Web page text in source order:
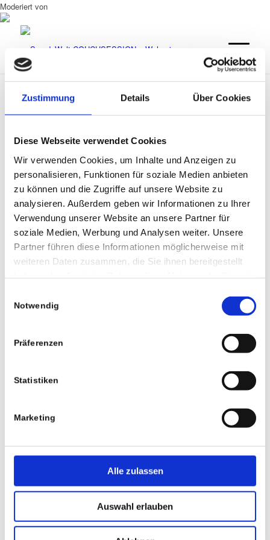
Zustimmung Details Über Cookies
Diese Webseite verwendet Cookies
Wir verwenden Cookies, um Inhalte und Anzeigen zu
personalisieren, Funktionen für soziale Medien anbieten
zu können und die Zugriffe auf unsere Website zu
analysieren. Außerdem geben wir Informationen zu Ihrer
Verwendung unserer Website an unsere Partner für
soziale Medien, Werbung und Analysen weiter. Unsere
Partner führen diese Informationen möglicherweise mit
weiteren Daten zusammen, die Sie ihnen bereitgestellt
Notwendig
Präferenzen
Statistiken
Marketing
Alle zulassen
Auswahl erlauben
Moderiert von
0 Kommentare
Hinterlasse einen Kommentar
An der Diskussion beteiligen?
Hinterlasse uns deinen Kommentar!
Schreibe einen Kommentar
Deine E-Mail-Adresse wird nicht veröffentlicht.
Erforderliche
Felder sind mit*markiert
Name
Website